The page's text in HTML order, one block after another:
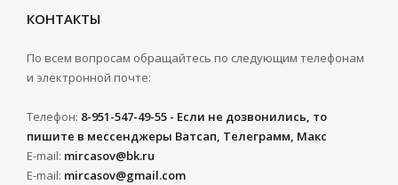
КОНТАКТЫ
По всем вопросам обращайтесь по следующим телефонам
и электронной почте:
Телефон: 8-951-547-49-55 - Если не дозвонились, то
пишите в мессенджеры Ватсап, Телеграмм, Макс
E-mail: mircasov@bk.ru
E-mail: mircasov@gmail.com